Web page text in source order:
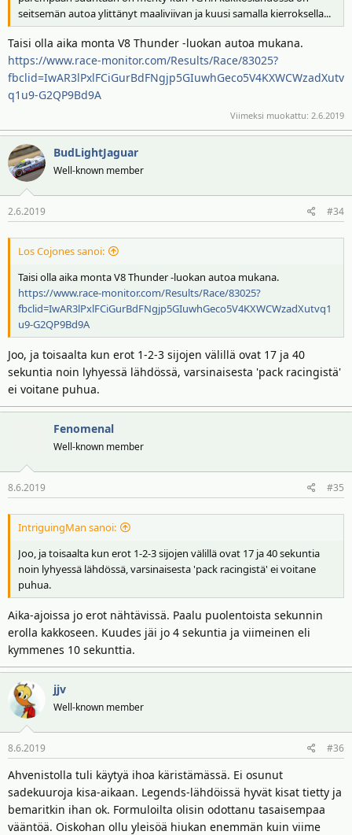
seitsemän autoa ylittänyt maaliviivan ja kuusi samalla kierroksella...
Taisi olla aika monta V8 Thunder -luokan autoa mukana.
https://www.race-monitor.com/Results/Race/83025?
fbclid=IwAR3lPxlFCiGurBdFNgjp5GIuwhGeco5V4KXWCWzadXutv
q1u9-G2QP9Bd9A
Viimeksi muokattu: 2.6.2019
BudLightJaguar
Well-known member
2.6.2019 #34
Los Cojones sanoi:
Taisi olla aika monta V8 Thunder -luokan autoa mukana.
https://www.race-monitor.com/Results/Race/83025?
fbclid=IwAR3lPxlFCiGurBdFNgjp5GIuwhGeco5V4KXWCWzadXutvq1
u9-G2QP9Bd9A
Joo, ja toisaalta kun erot 1-2-3 sijojen välillä ovat 17 ja 40
sekuntia noin lyhyessä lähdössä, varsinaisesta 'pack racingistä'
ei voitane puhua.
Fenomenal
Well-known member
8.6.2019 #35
IntriguingMan sanoi:
Joo, ja toisaalta kun erot 1-2-3 sijojen välillä ovat 17 ja 40 sekuntia
noin lyhyessä lähdössä, varsinaisesta 'pack racingistä' ei voitane
puhua.
Aika-ajoissa jo erot nähtävissä. Paalu puolentoista sekunnin
erolla kakkoseen. Kuudes jäi jo 4 sekuntia ja viimeinen eli
kymmenes 10 sekunttia.
jjv
Well-known member
8.6.2019 #36
Ahvenistolla tuli käytyä ihoa käristämässä. Ei osunut
sadekuuroja kisa-aikaan. Legends-lähdöissä hyvät kisat tietty ja
bemaritkin ihan ok. Formuloilta olisin odottanu tasaisempaa
vääntöä. Oiskohan ollu yleisöä hiukan enemmän kuin viime